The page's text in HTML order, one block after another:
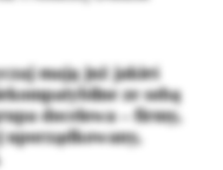
mają już jakieś
ze sobą
docelowa – firmy,
uporządkowany,